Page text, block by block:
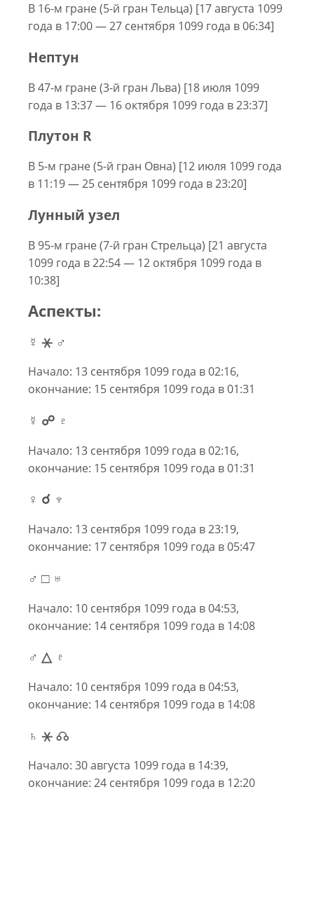
В 16-м гране (5-й гран Тельца) [17 августа 1099
года в 17:00 — 27 сентября 1099 года в 06:34]
Нептун
В 47-м гране (3-й гран Льва) [18 июля 1099
года в 13:37 — 16 октября 1099 года в 23:37]
Плутон R
В 5-м гране (5-й гран Овна) [12 июля 1099 года
в 11:19 — 25 сентября 1099 года в 23:20]
Лунный узел
В 95-м гране (7-й гран Стрельца) [21 августа
1099 года в 22:54 — 12 октября 1099 года в
10:38]
Аспекты:
☿ ⚹ ♂
Начало: 13 сентября 1099 года в 02:16,
окончание: 15 сентября 1099 года в 01:31
☿ ☍ ♇
Начало: 13 сентября 1099 года в 02:16,
окончание: 15 сентября 1099 года в 01:31
♀ ☌ ♆
Начало: 13 сентября 1099 года в 23:19,
окончание: 17 сентября 1099 года в 05:47
♂ □ ♅
Начало: 10 сентября 1099 года в 04:53,
окончание: 14 сентября 1099 года в 14:08
♂ △ ♇
Начало: 10 сентября 1099 года в 04:53,
окончание: 14 сентября 1099 года в 14:08
♄ ⚹ ☊
Начало: 30 августа 1099 года в 14:39,
окончание: 24 сентября 1099 года в 12:20